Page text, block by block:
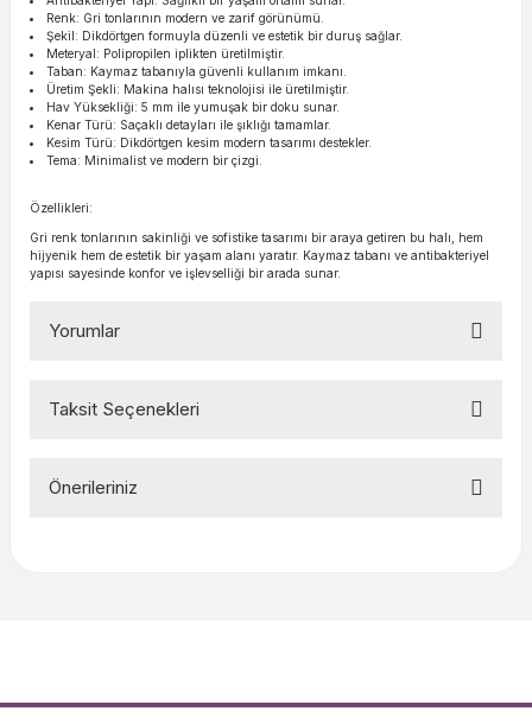
Renk: Gri tonlarının modern ve zarif görünümü.
Şekil: Dikdörtgen formuyla düzenli ve estetik bir duruş sağlar.
Meteryal: Polipropilen iplikten üretilmiştir.
Taban: Kaymaz tabanıyla güvenli kullanım imkanı.
Üretim Şekli: Makina halısı teknolojisi ile üretilmiştir.
Hav Yüksekliği: 5 mm ile yumuşak bir doku sunar.
Kenar Türü: Saçaklı detayları ile şıklığı tamamlar.
Kesim Türü: Dikdörtgen kesim modern tasarımı destekler.
Tema: Minimalist ve modern bir çizgi.
Özellikleri:
Gri renk tonlarının sakinliği ve sofistike tasarımı bir araya getiren bu halı, hem
hijyenik hem de estetik bir yaşam alanı yaratır. Kaymaz tabanı ve antibakteriyel
yapısı sayesinde konfor ve işlevselliği bir arada sunar.
Yorumlar
Taksit Seçenekleri
Önerileriniz
Ürün açıklamasında eksik bilgiler bulunuyor.